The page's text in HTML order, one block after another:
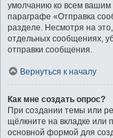
умолчанию ко всем
параграфе «Отправка
разделе. Несмотря на
отдельных сообщениях,
отправки сообщения.
Вернуться к началу
Как мне создать опрос?
При создании темы или
щёлкните на вкладке или
основной формой для